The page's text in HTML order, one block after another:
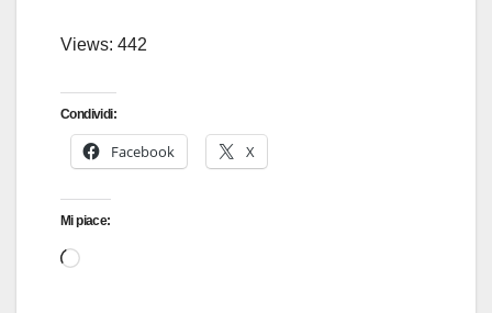
Views: 442
Condividi:
Facebook X
Mi piace: